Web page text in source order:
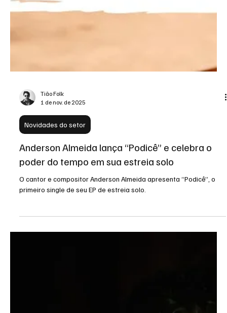
Tião Folk
1 de nov. de 2025
Novidades do setor
Anderson Almeida lança “Podicê” e celebra o
poder do tempo em sua estreia solo